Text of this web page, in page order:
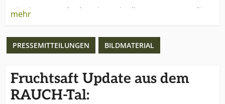
Die Firma Rauch übernimmt in diesem Segment die
internationale Abnehmer von Fruchtsaftkonzentraten
und Halbwaren.
Produziert und gehandelt wird mit verschiedensten
Produkten: sowohl mit Fruchtsaftkonzentraten,
Frucht-Aromen, die zu 100% aus dem Saft frisch
mehr
PRESSEMITTEILUNGEN BILDMATERIAL
Fruchtsaft Update aus dem
RAUCH-Tal: